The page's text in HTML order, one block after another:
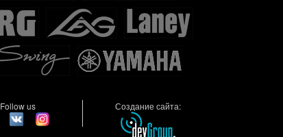
Follow us Создание сайта: